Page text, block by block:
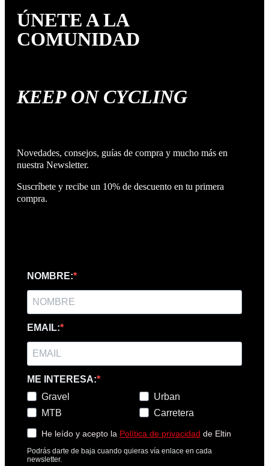
ÚNETE A LA
COMUNIDAD
KEEP ON CYCLING
Novedades, consejos, guías de compra y mucho más en
nuestra Newsletter.
Suscríbete y recibe un 10% de descuento en tu primera
compra.
NOMBRE:
EMAIL:
ME INTERESA:
Gravel
MTB
Urban
Carretera
He leído y acepto la Política de privacidad de Eltin
Podrás darte de baja cuando quieras vía enlace en cada
newsletter.